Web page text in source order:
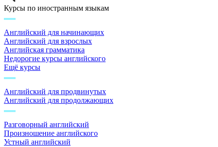
Курсы по иностранным языкам
Английский для начинающих
Английский для взрослых
Английская грамматика
Недорогие курсы английского
Ещё курсы
Английский для продвинутых
Английский для продолжающих
Разговорный английский
Произношение английского
Устный английский